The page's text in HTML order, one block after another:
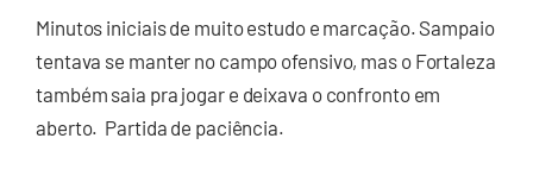
Minutos iniciais de muito estudo e marcação. Sampaio
tentava se manter no campo ofensivo, mas o Fortaleza
também saia pra jogar e deixava o confronto em
aberto. Partida de paciência.